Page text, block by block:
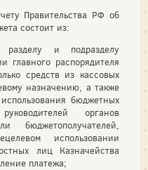
Правительства РФ об
состоит из:
и подразделу
главного распорядителя
средств из кассовых
назначению, а также
бюджетных
органов
бюджетополучателей,
использовании
лиц Казначейства
платежа;